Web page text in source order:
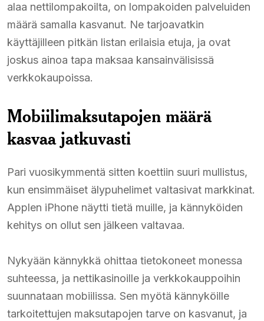
alaa nettilompakoilta, on lompakoiden palveluiden
määrä samalla kasvanut. Ne tarjoavatkin
käyttäjilleen pitkän listan erilaisia etuja, ja ovat
joskus ainoa tapa maksaa kansainvälisissä
verkkokaupoissa.
Mobiilimaksutapojen määrä
kasvaa jatkuvasti
Pari vuosikymmentä sitten koettiin suuri mullistus,
kun ensimmäiset älypuhelimet valtasivat markkinat.
Applen iPhone näytti tietä muille, ja kännyköiden
kehitys on ollut sen jälkeen valtavaa.
Nykyään kännykkä ohittaa tietokoneet monessa
suhteessa, ja nettikasinoille ja verkkokauppoihin
suunnataan mobiilissa. Sen myötä kännyköille
tarkoitettujen maksutapojen tarve on kasvanut, ja